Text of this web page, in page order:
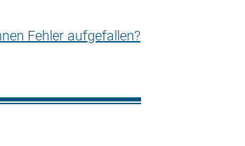
Fehler aufgefallen?